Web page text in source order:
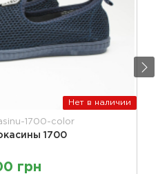
Нет в наличии
1700-color
1700
грн